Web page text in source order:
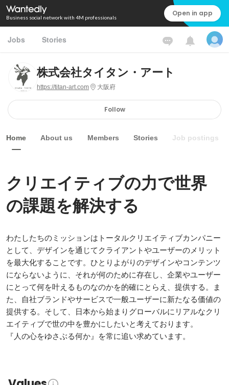
Business social network with 4M professionals Open in app
Jobs Stories
株式会社タイタン・アート
https://titan-art.com 大阪府
Follow
Home About us Members Stories Job postings
クリエイティブの力で世界
の課題を解決する
わたしたちのミッションはトータルクリエイティブカンパニー
として、デザインを通じてクライアントやユーザーのメリット
を最大化することです。ひとりよがりのデザインやコンテンツ
にならないように、それが何のために存在し、企業やユーザー
にとって何を叶えるものなのかを的確にとらえ、提供する。ま
た、自社ブランドやサービスで一般ユーザーに新たなる価値の
提供する。そして、日本から始まりグローバルにリアルなクリ
エイティブで世の中を豊かにしたいと考えております。
『人の心をゆさぶる何か』を常に追い求めています。